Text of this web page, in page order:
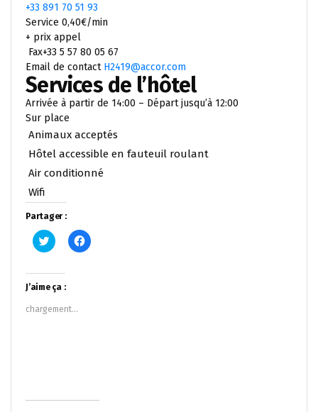
+33 891 70 51 93
Service 0,40€/min
+ prix appel
Fax+33 5 57 80 05 67
Email de contact H2419@accor.com
Services de l’hôtel
Arrivée à partir de 14:00 – Départ jusqu’à 12:00
Sur place
Animaux acceptés
Hôtel accessible en fauteuil roulant
Air conditionné
Wifi
Partager :
Cliquez
pour
Twitter(ouvre
dans
une
nouvelle
fenêtre)
Cliquez
pour
J’aime ça :
chargement…